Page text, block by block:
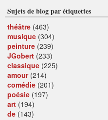
Sujets de blog par étiquettes
théâtre (463)
musique (304)
peinture (239)
JGobert (233)
classique (225)
amour(214)
comédie (201)
poésie (197)
art (194)
de (143)